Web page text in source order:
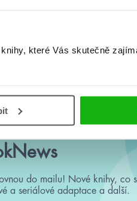
které Vás skutečně
do mailu! Nové knihy, co
a seriálové adaptace a další.